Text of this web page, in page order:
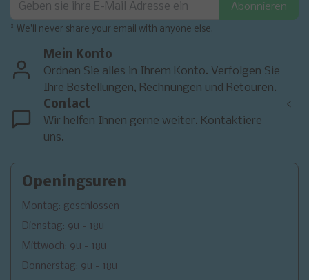
Abonnieren
* We'll never share your email with anyone else.
Mein Konto
Ordnen Sie alles in Ihrem Konto. Verfolgen Sie
Ihre Bestellungen, Rechnungen und Retouren.
Contact
Wir helfen Ihnen gerne weiter. Kontaktiere
uns.
<
Openingsuren
Montag: geschlossen
Dienstag: 9u - 18u
Mittwoch: 9u - 18u
Donnerstag: 9u - 18u